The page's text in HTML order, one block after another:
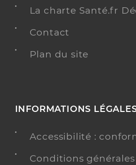
La charte Santé.fr
Contact
Plan du site
INFORMATIONS
Accessibilité :
Conditions